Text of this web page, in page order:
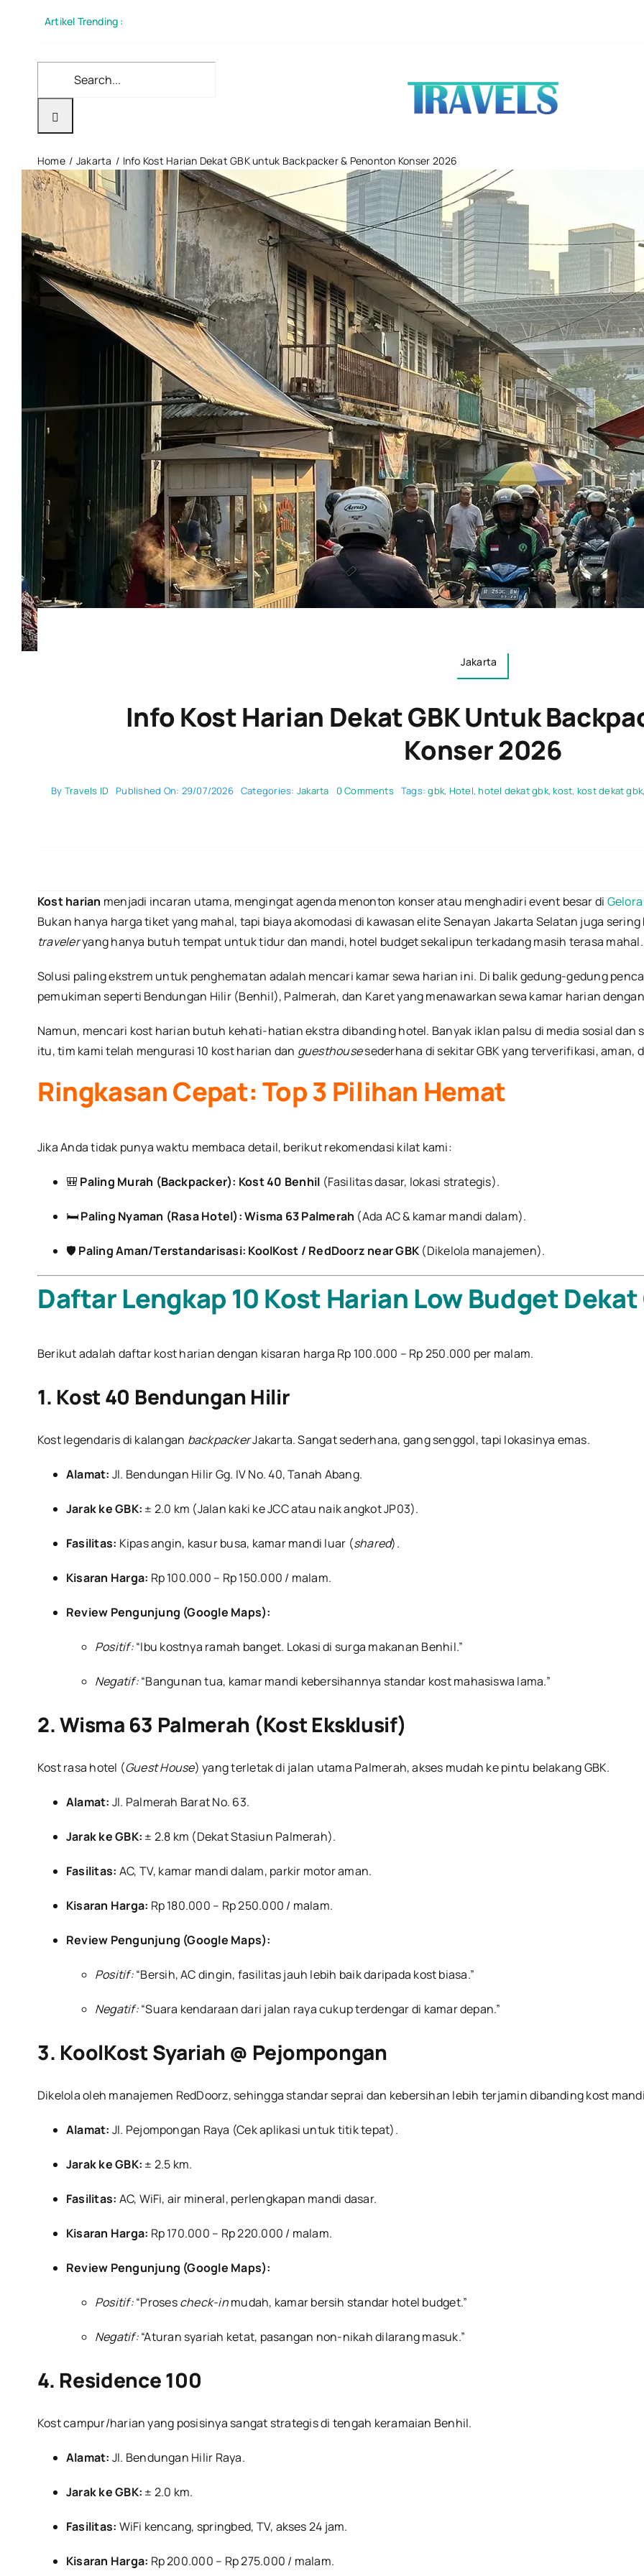
Artikel Trending :
Home Jakarta Info Kost Harian Dekat GBK untuk Backpacker & Penonton Konser 2026
Jakarta
Info Kost Harian Dekat GBK Untuk
Konser 2026
By Travels ID Published On: 29/07/2026 Categories: Jakarta 0 Commentson
Penonton
Konser
Tags:gbk, Hotel,hotel dekat gbk,kost, kost dekat gbk
Kost harian menjadi incaran utama, mengingat agenda menonton konser atau menghadiri event besar di
Bukan hanya harga tiket yang mahal, tapi biaya akomodasi di kawasan elite Senayan Jakarta Selatan juga
traveleryang hanya butuh tempat untuk tidur dan mandi, hotel budget sekalipun terkadang masih terasa mahal.
Solusi paling ekstrem untuk penghematan adalah mencari kamar sewa harian ini. Di balik gedung-gedung
pemukiman seperti Bendungan Hilir (Benhil), Palmerah, dan Karet yang menawarkan sewa kamar harian
Namun, mencari kost harian butuh kehati-hatian ekstra dibanding hotel. Banyak iklan palsu di media sosial
itu, tim kami telah mengurasi 10 kost harian dan guesthousesederhana di sekitar GBK yang terverifikasi, aman,
Ringkasan Cepat: Top 3 Pilihan Hemat
Jika Anda tidak punya waktu membaca detail, berikut rekomendasi kilat kami:
🎒 Paling Murah (Backpacker): Kost 40 Benhil (Fasilitas dasar, lokasi strategis).
🛏️Paling Nyaman (Rasa Hotel):Wisma 63 Palmerah (Ada AC & kamar mandi dalam).
🛡️ Paling Aman/Terstandarisasi: KoolKost / RedDoorz near GBK (Dikelola manajemen).
Daftar Lengkap 10 Kost Harian Low Budget Dekat
Berikut adalah daftar kost harian dengan kisaran harga Rp 100.000 – Rp 250.000 per malam.
1. Kost 40 Bendungan Hilir
Kost legendaris di kalangan backpackerJakarta. Sangat sederhana, gang senggol, tapi lokasinya emas.
Alamat: Jl. Bendungan Hilir Gg. IV No. 40, Tanah Abang.
Jarak ke GBK: ± 2.0 km (Jalan kaki ke JCC atau naik angkot JP03).
Fasilitas: Kipas angin, kasur busa, kamar mandi luar (shared).
Kisaran Harga: Rp 100.000 – Rp 150.000 / malam.
Review Pengunjung (Google Maps):
Positif:“Ibu kostnya ramah banget. Lokasi di surga makanan Benhil.”
Negatif:“Bangunan tua, kamar mandi kebersihannya standar kost mahasiswa lama.”
2. Wisma 63 Palmerah (Kost Eksklusif)
Kost rasa hotel (Guest House) yang terletak di jalan utama Palmerah, akses mudah ke pintu belakang GBK.
Alamat: Jl. Palmerah Barat No. 63.
Jarak ke GBK: ± 2.8 km (Dekat Stasiun Palmerah).
Fasilitas: AC, TV, kamar mandi dalam, parkir motor aman.
Kisaran Harga: Rp 180.000 – Rp 250.000 / malam.
Review Pengunjung (Google Maps):
Positif:“Bersih, AC dingin, fasilitas jauh lebih baik daripada kost biasa.”
Negatif:“Suara kendaraan dari jalan raya cukup terdengar di kamar depan.”
3. KoolKost Syariah @ Pejompongan
Dikelola oleh manajemen RedDoorz, sehingga standar seprai dan kebersihan lebih terjamin dibanding kost
Alamat: Jl. Pejompongan Raya (Cek aplikasi untuk titik tepat).
Jarak ke GBK: ± 2.5 km.
Fasilitas: AC, WiFi, air mineral, perlengkapan mandi dasar.
Kisaran Harga: Rp 170.000 – Rp 220.000 / malam.
Review Pengunjung (Google Maps):
Positif:“Prosescheck-inmudah, kamar bersih standar hotel budget.”
Negatif:“Aturan syariah ketat, pasangan non-nikah dilarang masuk.”
4. Residence 100
Kost campur/harian yang posisinya sangat strategis di tengah keramaian Benhil.
Alamat: Jl. Bendungan Hilir Raya.
Jarak ke GBK: ± 2.0 km.
Fasilitas: WiFi kencang, springbed, TV, akses 24 jam.
Kisaran Harga: Rp 200.000 – Rp 275.000 / malam.